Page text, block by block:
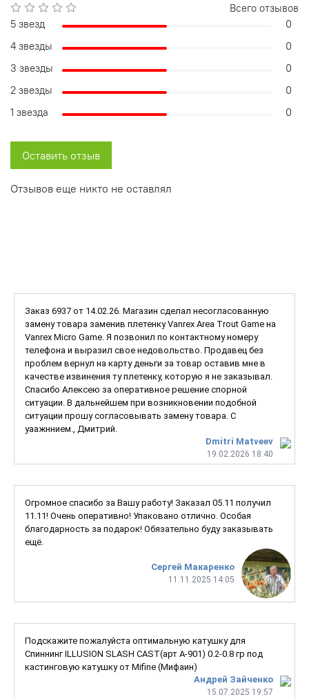
Отзывов еще никто не оставлял
Всего отзывов
5 звезд
0
4 звезды
0
3 звезды
0
2 звезды
0
1 звезда
0
Оставить отзыв
Dmitri Matveev
19.02.2026 18:40
Заказ 6937 от 14.02.26. Магазин сделал несогласованную
замену товара заменив плетенку Vanrex Area Trout Game на
Vanrex Micro Game. Я позвонил по контактному номеру
телефона и выразил свое недовольство. Продавец без
проблем вернул на карту деньги за товар оставив мне в
качестве извинения ту плетенку, которую я не заказывал.
Спасибо Алексею за оперативное решение спорной
ситуации. В дальнейшем при возникновении подобной
ситуации прошу согласовывать замену товара. С
уаажннием., Дмитрий.
Сергей Макаренко
11.11.2025 14:05
Огромное спасибо за Вашу работу! Заказал 05.11 получил
11.11! Очень оперативно! Упаковано отлично. Особая
благодарность за подарок! Обязательно буду заказывать
ещё.
Андрей Зайченко
15.07.2025 19:57
Подскажите пожалуйста оптимальную катушку для
Спиннинг ILLUSION SLASH CAST(арт A-901) 0.2-0.8 гр под
кастинговую катушку от Mifine (Мифаин)